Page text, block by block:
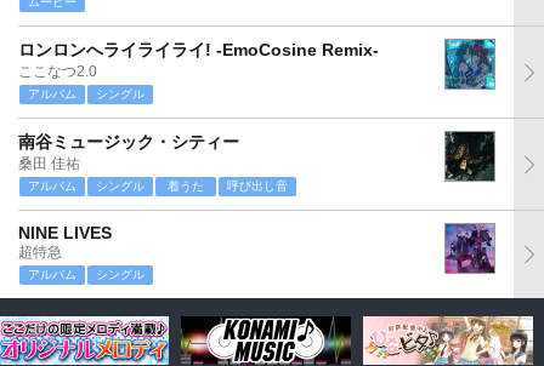
ロンロンへライライライ! -EmoCosine Remix-
ここなつ2.0
アルバム シングル
南谷ミュージック・シティー
桑田 佳祐
アルバム シングル 着うた 呼び出し音
NINE LIVES
超特急
アルバム シングル